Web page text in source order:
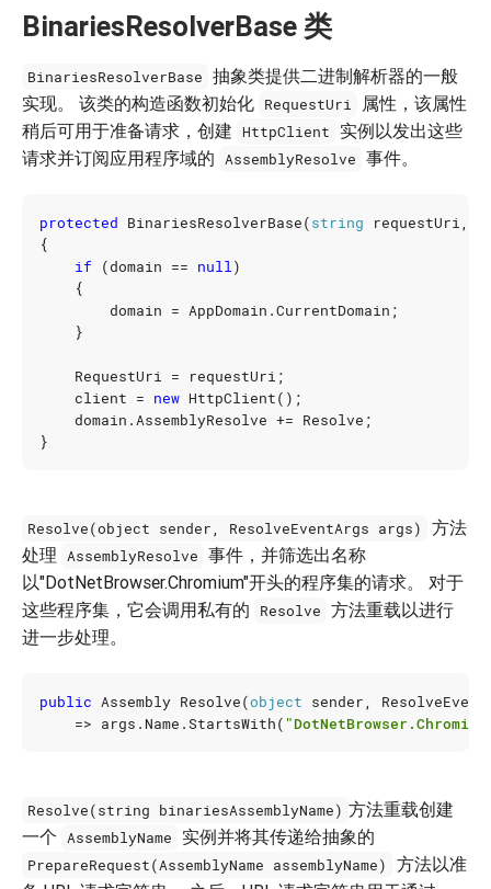
BinariesResolverBase 类
BinariesResolverBase 抽象类提供二进制解析器的一般
实现。 该类的构造函数初始化 RequestUri
属性，该属性
稍后可用于准备请求，创建 HttpClient
实例以发出这些
请求并订阅应用程序域的 AssemblyResolve 事件。
protected BinariesResolverBase(string requestUri,
{
if (domain == null)
{
domain = AppDomain .CurrentDomain ;
}
RequestUri = requestUri ;
client = new HttpClient();
domain .AssemblyResolve += Resolve ;
}
Resolve(object sender, ResolveEventArgs args)
方法
处理 AssemblyResolve 事件，并筛选出名称
以"DotNetBrowser.Chromium"开头的程序集的请求。 对于
这些程序集，它会调用私有的
Resolve 方法重载以进行
进一步处理。
public Assembly Resolve(object sender,
=> args . Name .StartsWith(
Resolve(string binariesAssemblyName) 方法重载创建
一个 AssemblyName 实例并将其传递给抽象的
PrepareRequest(AssemblyName assemblyName)
方法以准